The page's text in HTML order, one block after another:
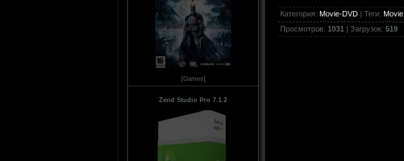
[Games]
Zend Studio Pro 7.1.2
Категория: Movie-DVD | Теги: Movie
Просмотров: 1031 | Загрузок: 519